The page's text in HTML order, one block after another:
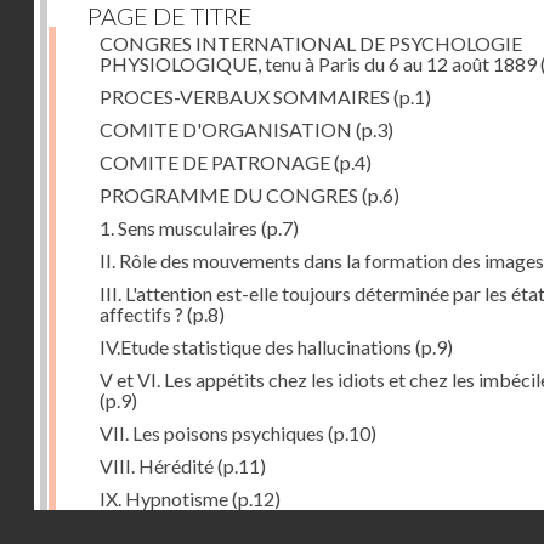
PAGE DE TITRE
CONGRES INTERNATIONAL DE PSYCHOLOGIE
PHYSIOLOGIQUE, tenu à Paris du 6 au 12 août 1889
PROCES-VERBAUX SOMMAIRES (p.1)
COMITE D'ORGANISATION (p.3)
COMITE DE PATRONAGE(p.4)
PROGRAMME DU CONGRES (p.6)
1. Sens musculaires (p.7)
II. Rôle des mouvements dans la formation des images
III. L'attention est-elle toujours déterminée par les
affectifs ? (p.8)
IV.Etude statistique des hallucinations (p.9)
V et VI. Les appétits chez les idiots et chez les
(p.9)
VII. Les poisons psychiques (p.10)
VIII. Hérédité(p.11)
IX. Hypnotisme(p.12)